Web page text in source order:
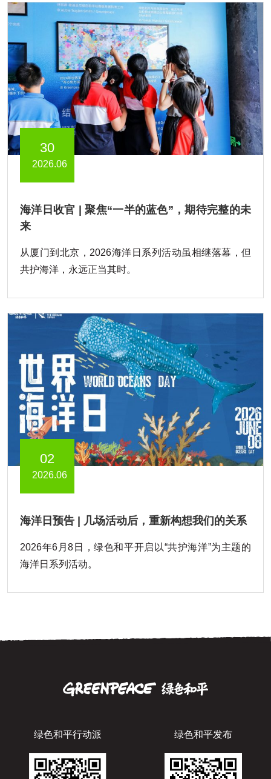
30
2026.06
海洋日收官 | 聚焦“一半的蓝色”，期待完整的未
来
从厦门到北京，2026海洋日系列活动虽相继落幕，但
共护海洋，永远正当其时。
02
2026.06
海洋日预告 | 几场活动后，重新构想我们的关系
2026年6月8日，绿色和平开启以“共护海洋”为主题的
海洋日系列活动。
绿色和平行动派 绿色和平发布